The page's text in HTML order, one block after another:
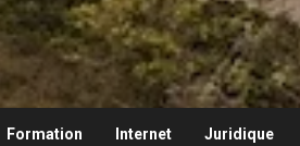
Formation Internet Juridique